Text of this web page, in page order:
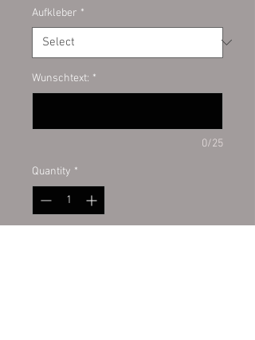
Aufkleber *
Wunschtext: *
0/25
Quantity *